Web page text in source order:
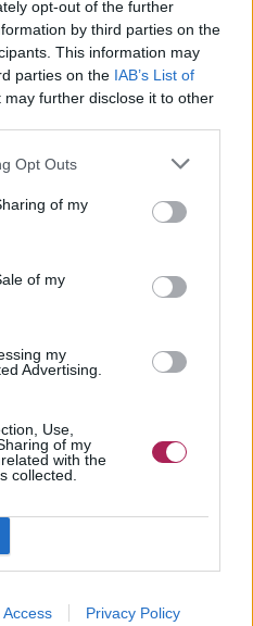
opt-out of the further
by third parties on the
This information may
parties on the IAB’s List of
may further disclose it to other
Opt Outs
of my
of my
my
Advertising.
Use,
of my
with the
collected.
Access Privacy Policy